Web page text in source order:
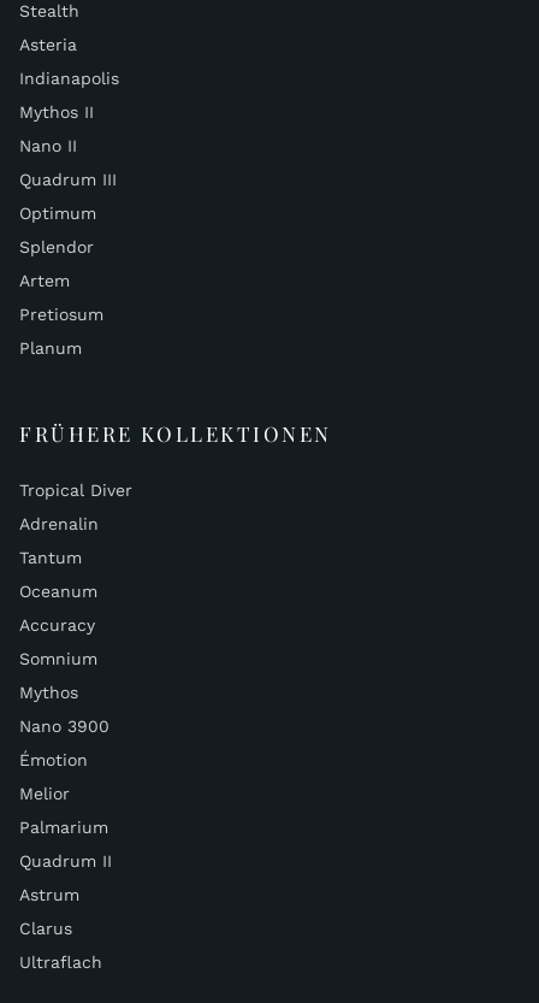
Stealth
Asteria
Indianapolis
Mythos II
Nano II
Quadrum III
Optimum
Splendor
Artem
Pretiosum
Planum
FRÜHERE KOLLEKTIONEN
Tropical Diver
Adrenalin
Tantum
Oceanum
Accuracy
Somnium
Mythos
Nano 3900
Émotion
Melior
Palmarium
Quadrum II
Astrum
Clarus
Ultraflach